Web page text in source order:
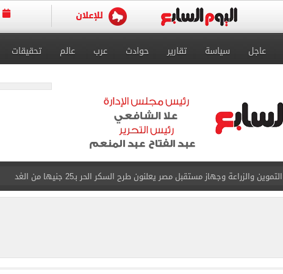
عاجل سياسة تقارير حوادث عرب عالم تحقيقات
التموين والزراعة وجهاز مستقبل مصر يعلنون طرح السكر الحر بـ25 جنيها من الغد
البنك المركزى: ارتفاع الاحتياطى الأجنبى لـ 56.3 مليار دولار نهاية يوليو
الآلاف يودعون عروس الشرقية إلى مثواها الأخير بعد وفاتها ليلة زفافها.. صور